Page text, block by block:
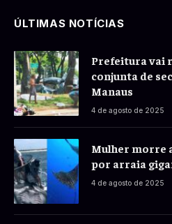
ÚLTIMAS NOTÍCIAS
Prefeitura vai
conjunta de
Manaus
4 de agosto de 2025
Mulher morre
por arraia
4 de agosto de 2025